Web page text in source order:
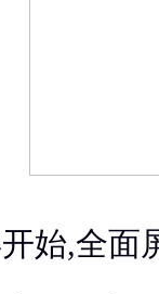
始,全面